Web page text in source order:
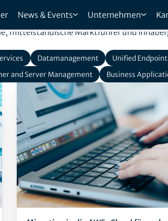
News & Events Unternehmen
mittelständische Marktführer und
Datamanagement Unified
and Server Management Business